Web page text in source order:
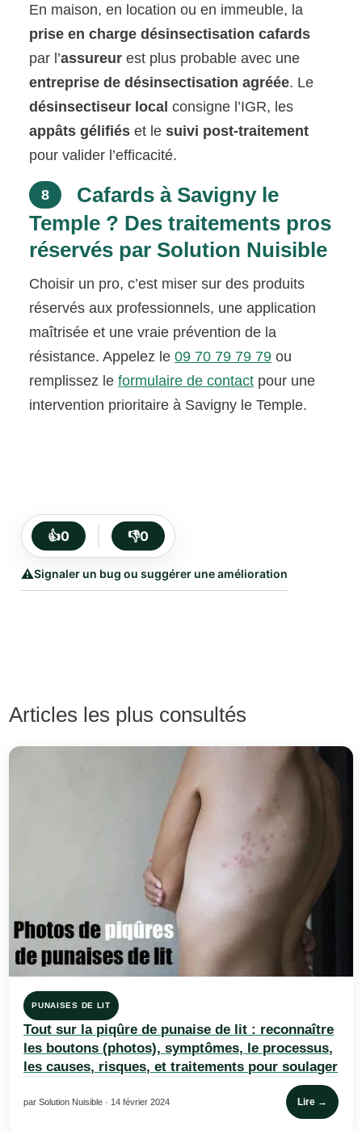
En maison, en location ou en immeuble, la
prise en charge désinsectisation cafards
par l’assureur est plus probable avec une
entreprise de désinsectisation agréée. Le
désinsectiseur local consigne l’IGR, les
appâts gélifiés et lesuivi post-traitement
pour valider l’efficacité.
8
Cafards à Savigny le
Temple ? Des traitements pros
réservés par Solution Nuisible
Choisir un pro, c’est miser sur des produits
réservés aux professionnels, une application
maîtrisée et une vraie prévention de la
résistance. Appelez le09 70 79 79 79 ou
remplissez leformulaire de contact pour une
intervention prioritaire à Savigny le Temple.
👍0 👎0
⚠️Signaler un bug ou suggérer une amélioration
Articles les plus consultés
PUNAISES DE LIT
Tout sur la piqûre de punaise de lit : reconnaître
les boutons (photos), symptômes, le processus,
les causes, risques, et traitements pour soulager
par Solution Nuisible · 14 février 2024 Lire →